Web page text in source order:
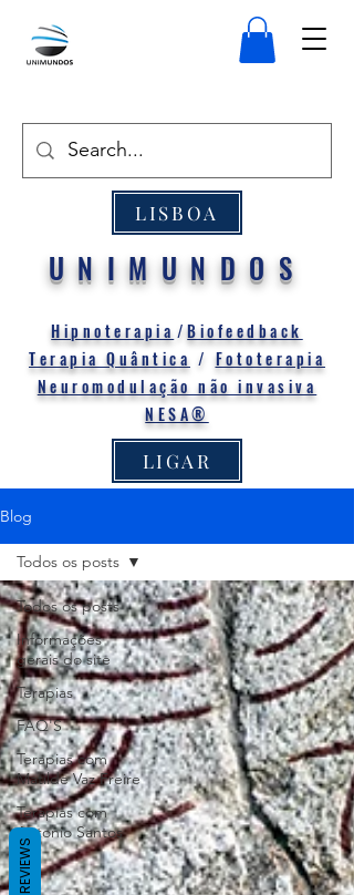
LISBOA
UNIMUNDOS
Hipnoterapia /Biofeedback
Terapia Quântica / Fototerapia
Neuromodulação não invasiva
NESA®
LIGAR
Blog
Todos os posts
Informações
gerais do site
Terapias
FAQ'S
Terapias com
Matilde Vaz Freire
Terapias com
Antonio Santos
Todos os posts
REVIEWS